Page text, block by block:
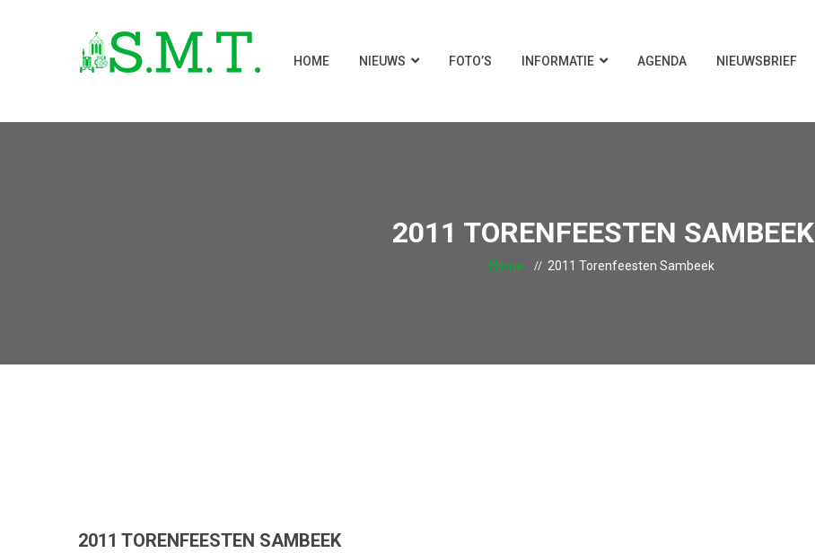
HOME NIEUWS FOTO’S INFORMATIE AGENDA NIEUWSBRIEF
2011 TORENFEESTEN SAMBEEK
Home 2011 Torenfeesten Sambeek
2011 TORENFEESTEN SAMBEEK